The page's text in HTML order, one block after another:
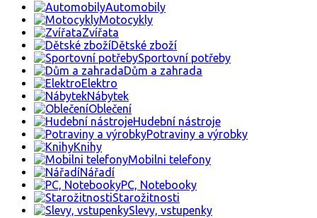
Automobily
Motocykly
Zvířata
Dětské zboží
Sportovní potřeby
Dům a zahrada
Elektro
Nábytek
Oblečení
Hudební nástroje
Potraviny a výrobky
Knihy
Mobilni telefony
Nářadí
PC, Notebooky
Starožitnosti
Slevy, vstupenky